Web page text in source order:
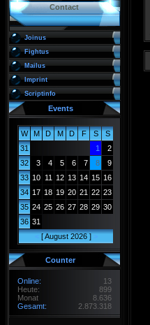
Contact
Joinus
Fightus
Mailus
Imprint
Scriptinfo
Events
W M D M D F S
S
31
1
2
32
3 4 5 6 7 8
9
33 10 11 12 13 14 15 16
34 17 18 19 20 21 22 23
35 24 25 26 27 28 29 30
36 31
<[ August 2026 ] >
Counter
Online:
13
Heute:
899
Monat
8.636
Gesamt:
2.873.318